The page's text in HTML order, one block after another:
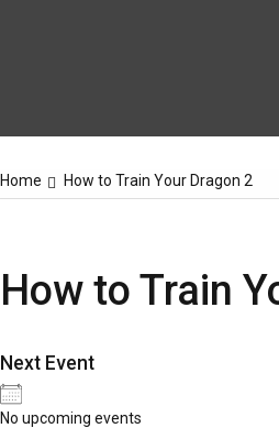
Home How to Train Your Dragon 2
How to Train
Next Event
No upcoming events